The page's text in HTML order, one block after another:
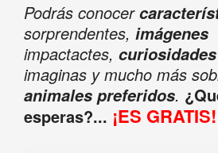
Podrás conocer
sorprendentes, imágenes
impactactes, curiosidades
imaginas y mucho más
animales preferidos.
esperas?... ¡ES GRATIS!